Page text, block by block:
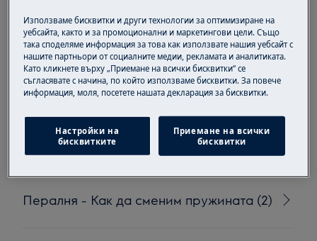
Пералня - Как да сменим лагера
Пералня - Как да сменим окачващата
пружина (1)
Пералня - Как да сменим пружината (2)
Използваме бисквитки и други технологии за оптимизиране на
уебсайта, както и за промоционални и маркетингови цели. Също
така споделяме информация за това как използвате нашия уебсайт с
нашите партньори от социалните медии, рекламата и аналитиката.
Като кликнете върху „Приемане на всички бисквитки“ се
съгласявате с начина, по който използваме бисквитки. За повече
информация, моля, посетете нашата декларация за бисквитки.
Настройки на
бисквитките
Приемане на всички
бисквитки